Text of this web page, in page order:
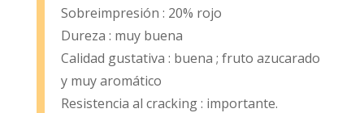
Sobreimpresión : 20% rojo
Dureza : muy buena
Calidad gustativa : buena ; fruto azucarado
y muy aromático
Resistencia al cracking : importante.